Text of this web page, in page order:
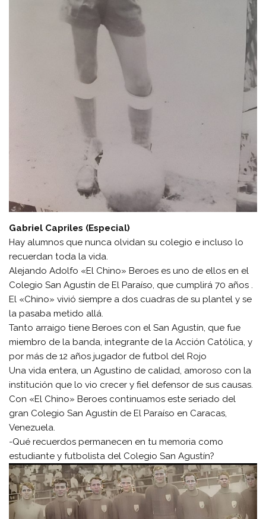
Gabriel Capriles (Especial)
Hay alumnos que nunca olvidan su colegio e incluso lo
recuerdan toda la vida.
Alejando Adolfo «El Chino» Beroes es uno de ellos en el
Colegio San Agustín de El Paraíso, que cumplirá 70 años .
El «Chino» vivió siempre a dos cuadras de su plantel y se
la pasaba metido allá.
Tanto arraigo tiene Beroes con el San Agustín, que fue
miembro de la banda, integrante de la Acción Católica, y
por más de 12 años jugador de futbol del Rojo
Una vida entera, un Agustino de calidad, amoroso con la
institución que lo vio crecer y fiel defensor de sus causas.
Con «El Chino» Beroes continuamos este seriado del
gran Colegio San Agustín de El Paraíso en Caracas,
Venezuela.
-Qué recuerdos permanecen en tu memoria como
estudiante y futbolista del Colegio San Agustín?